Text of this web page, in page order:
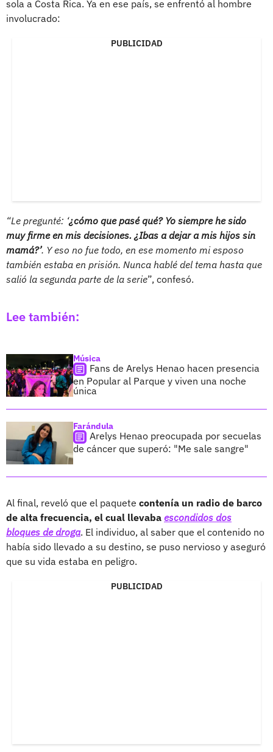
sola a Costa Rica. Ya en ese país, se enfrentó al hombre
involucrado:
PUBLICIDAD
“Le pregunté: ‘¿cómo que pasé qué? Yo siempre he sido
muy firme en mis decisiones. ¿Ibas a dejar a mis hijos sin
mamá?’. Y eso no fue todo, en ese momento mi esposo
también estaba en prisión. Nunca hablé del tema hasta que
salió la segunda parte de la serie”, confesó.
Lee también:
Música
Fans de Arelys Henao hacen presencia
en Popular al Parque y viven una noche
única
Farándula
Arelys Henao preocupada por secuelas
de cáncer que superó: "Me sale sangre"
Al final, reveló que el paquete contenía un radio de barco
de alta frecuencia, el cual llevaba escondidos dos
bloques de droga. El individuo, al saber que el contenido no
había sido llevado a su destino, se puso nervioso y aseguró
que su vida estaba en peligro.
PUBLICIDAD